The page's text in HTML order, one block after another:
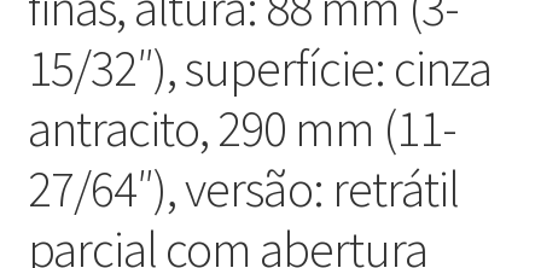
15/32″), superfície: cinza
antracito, 290 mm (11-
27/64″), versão: retrátil
parcial com abertura